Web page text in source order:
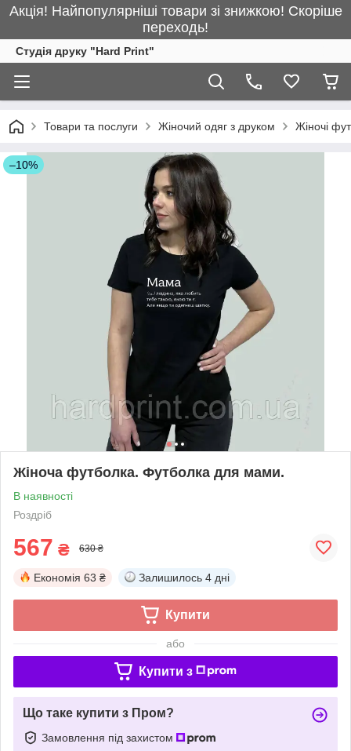
Акція! Найпопулярніші товари зі знижкою! Скоріше
переходь!
Студія друку "Hard Print"
Товари та послуги Жіночий одяг з друком Жіночі
–10%
Жіноча футболка. Футболка для мами.
В наявності
Роздріб
567 ₴ 630 ₴
Економія 63 ₴ Залишилось 4 дні
Купити
або
Купити з
Що таке купити з Пром?
Замовлення під захистом